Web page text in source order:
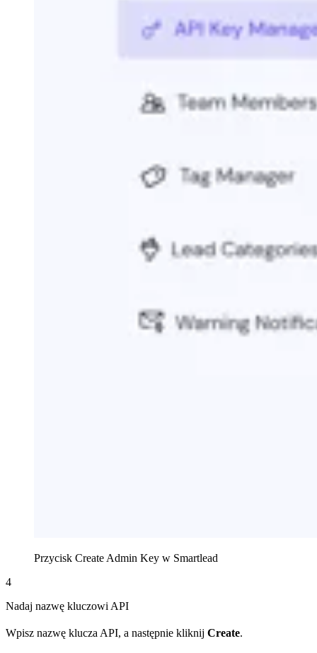
Przycisk Create Admin Key w Smartlead
4
Nadaj nazwę kluczowi API
Wpisz nazwę klucza API, a następnie kliknij Create.